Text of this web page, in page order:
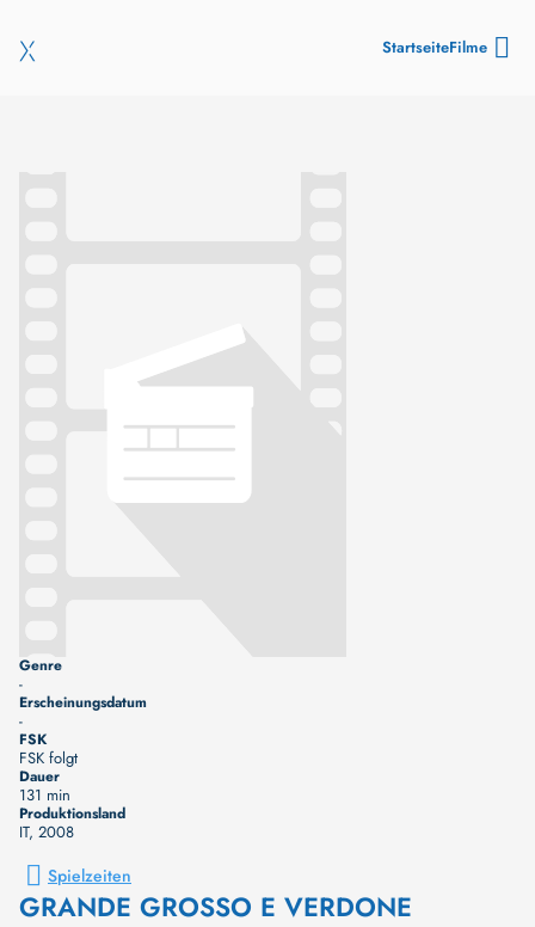
StartseiteFilme
Genre
-
Erscheinungsdatum
-
FSK
FSK folgt
Dauer
131 min
Produktionsland
IT, 2008
Spielzeiten
GRANDE GROSSO E VERDONE